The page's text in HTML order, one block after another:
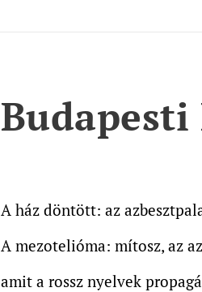
Budapesti
A ház döntött: az
A mezotelióma: mítosz, az
amit a rossz nyelvek